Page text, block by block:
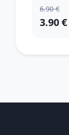
6.90 €
3.90 €